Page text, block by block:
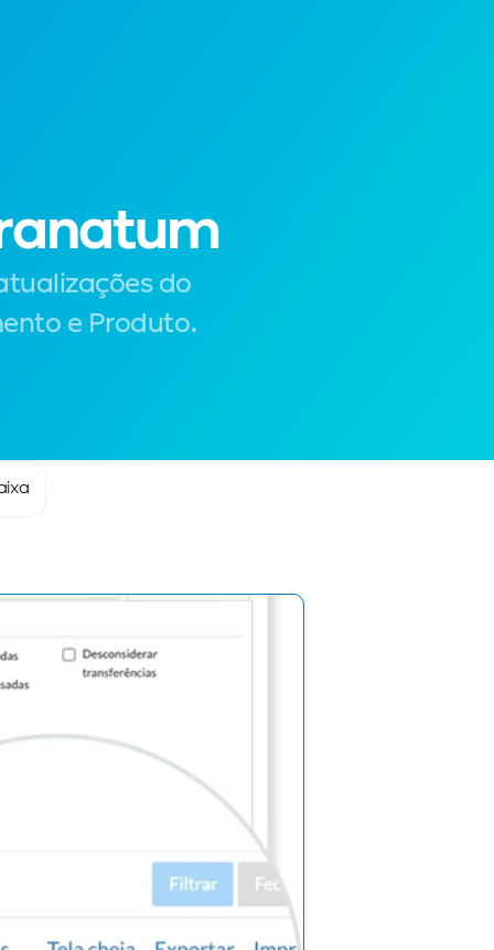
do
e Produto.